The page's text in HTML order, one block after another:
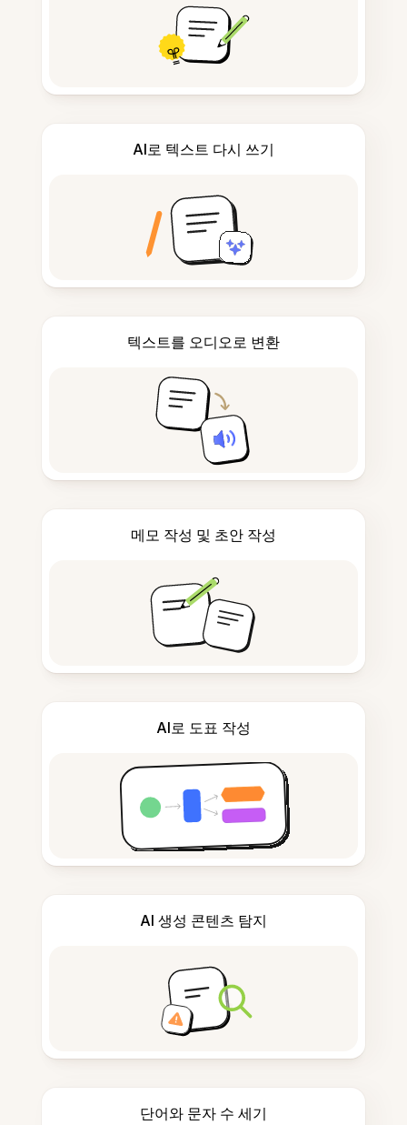
AI로 텍스트 다시 쓰기
텍스트를 오디오로 변환
메모 작성 및 초안 작성
AI로 도표 작성
AI 생성 콘텐츠 탐지
단어와 문자 수 세기